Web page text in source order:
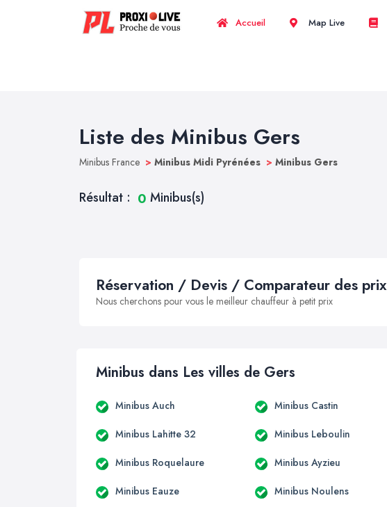
Accueil Map Live
Liste des Minibus Gers
Minibus France > Minibus Midi Pyrénées > Minibus Gers
Résultat : 0 Minibus(s)
Réservation / Devis / Comparateur des prix
Nous cherchons pour vous le meilleur chauffeur à petit prix
Minibus dans Les villes de Gers
Minibus Auch Minibus Castin
Minibus Lahitte 32 Minibus Leboulin
Minibus Roquelaure Minibus Ayzieu
Minibus Eauze Minibus Noulens